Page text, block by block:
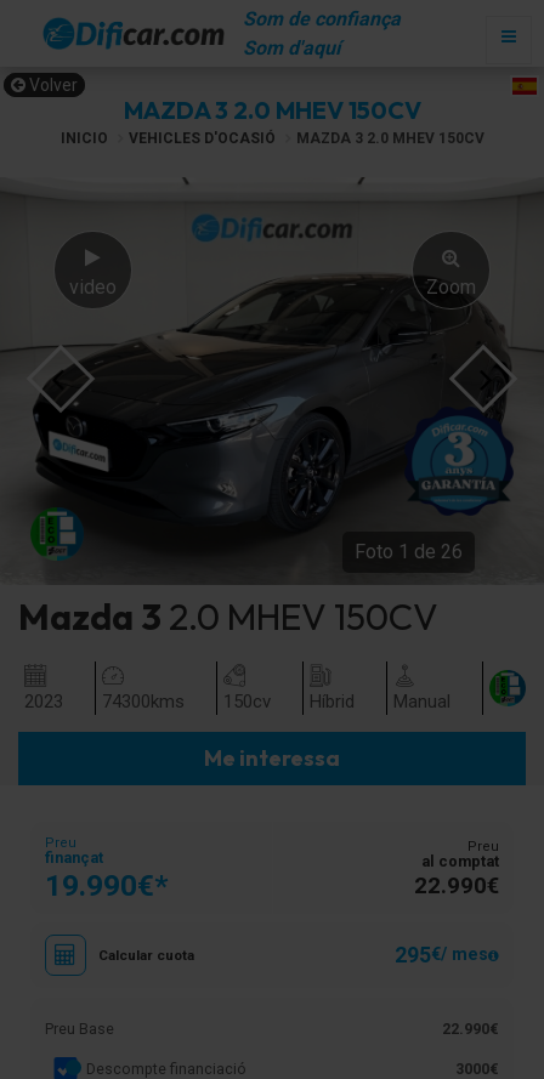
Som de confiança
Som d'aquí
MAZDA 3 2.0 MHEV 150CV
Volver
INICIO VEHICLES D'OCASIÓ MAZDA 3 2.0 MHEV 150CV
Zoom
video
Foto 1 de 26
Mazda 3 2.0 MHEV 150CV
2023 74300kms 150cv Híbrid Manual
Me interessa
Preu
finançat
19.990€*
Preu
al comptat
22.990€
Calcular cuota 295€/ mes
Preu Base 22.990€
Descompte financiació 3000€